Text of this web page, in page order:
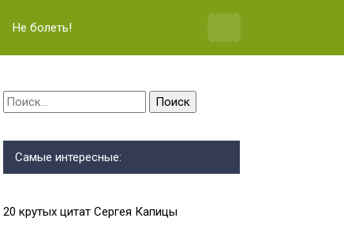
Не болеть!
Найти:
Самые интересные:
20 крутых цитат Сергея Капицы